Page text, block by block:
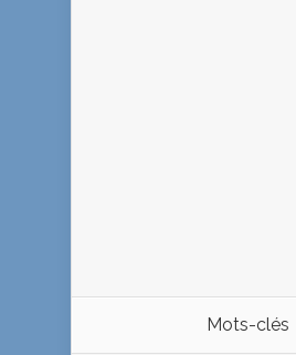
Mots-clés